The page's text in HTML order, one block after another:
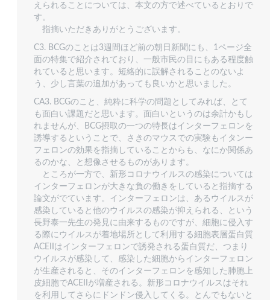
えられることについては、本文の方で述べているとおりで
す。
指摘いただきありがとうございます。
C3. BCGのことは3週間ほど前の朝日新聞にも、1ページ全
面の特集で紹介されており、一般市民の目にもある程度触
れていると思います。短絡的に誤解されることのないよ
う、少し言葉の追加があっても良いかと思いました。
CA3. BCGのこと、純粋に科学の問題としてみれば、とて
も面白い課題だと思います。面白いというのは余計かもし
れませんが、BCG摂取の一つの特長はインターフェロンを
誘導するということで、さきのマウスでの実験もイタンー
フェロンの効果を指摘していることからも、なにか関係あ
るのかな、と想像させるものがあります。
ところが一方で、新形コロナウイルスの感染については
インターフェロンが大きな負の働きをしていると指摘する
論文がでています。インターフェロンは、あるウイルスが
感染していると他のウイルスの感染が抑えられる、という
長野泰一先生の発見に由来するものですが、細胞に侵入す
る際にウイルスが着地場所として利用する細胞表層蛋白質
ACEIIはインターフェロンで誘発される蛋白質だ、つまり
ウイルスが感染して、感染した細胞からインターフェロン
が生産されると、そのインターフェロンを感知した肺胞上
皮細胞でACEIIが増産される。新形コロナウイルスはそれ
を利用してさらにドンドン侵入してくる。とんでもないと